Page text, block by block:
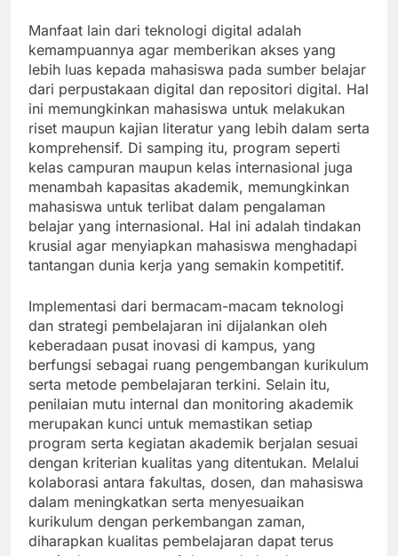
Manfaat lain dari teknologi digital adalah
kemampuannya agar memberikan akses yang
lebih luas kepada mahasiswa pada sumber belajar
dari perpustakaan digital dan repositori digital. Hal
ini memungkinkan mahasiswa untuk melakukan
riset maupun kajian literatur yang lebih dalam serta
komprehensif. Di samping itu, program seperti
kelas campuran maupun kelas internasional juga
menambah kapasitas akademik, memungkinkan
mahasiswa untuk terlibat dalam pengalaman
belajar yang internasional. Hal ini adalah tindakan
krusial agar menyiapkan mahasiswa menghadapi
tantangan dunia kerja yang semakin kompetitif.
Implementasi dari bermacam-macam teknologi
dan strategi pembelajaran ini dijalankan oleh
keberadaan pusat inovasi di kampus, yang
berfungsi sebagai ruang pengembangan kurikulum
serta metode pembelajaran terkini. Selain itu,
penilaian mutu internal dan monitoring akademik
merupakan kunci untuk memastikan setiap
program serta kegiatan akademik berjalan sesuai
dengan kriterian kualitas yang ditentukan. Melalui
kolaborasi antara fakultas, dosen, dan mahasiswa
dalam meningkatkan serta menyesuaikan
kurikulum dengan perkembangan zaman,
diharapkan kualitas pembelajaran dapat terus